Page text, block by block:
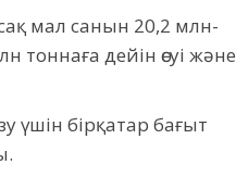
мал санын 20,2 млн-
тоннаға дейін өсуі және
үшін бірқатар бағыт